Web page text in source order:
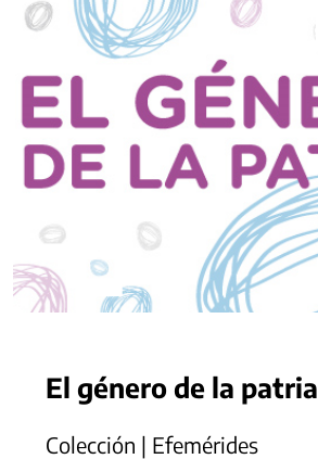
El género de la patria
Colección | Efemérides